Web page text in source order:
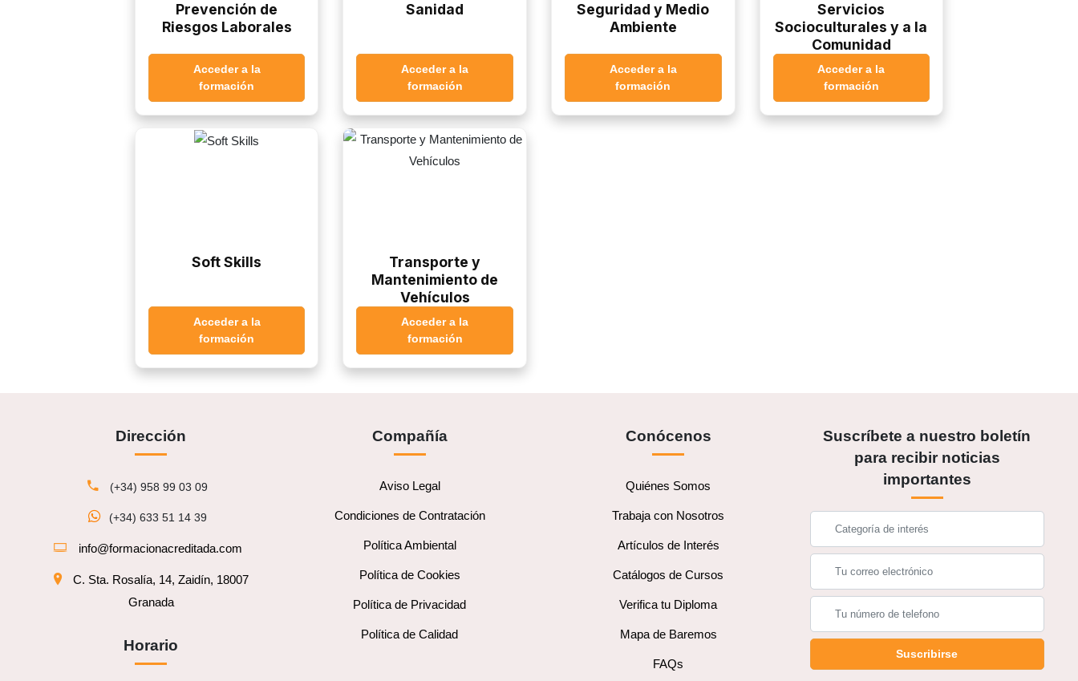
Prevención de
Riesgos Laborales
Acceder a la
formación
Sanidad
Acceder a la
formación
Seguridad y Medio
Ambiente
Acceder a la
formación
Servicios
Socioculturales y a la
Comunidad
Acceder a la
formación
Soft Skills
Acceder a la
formación
Transporte y
Mantenimiento de
Vehículos
Acceder a la
formación
Dirección
(+34) 958 99 03 09
(+34) 633 51 14 39
info@formacionacreditada.com
C. Sta. Rosalía, 14, Zaidín, 18007
Granada
Horario
Compañía
Aviso Legal
Condiciones de Contratación
Política Ambiental
Política de Cookies
Política de Privacidad
Política de Calidad
Conócenos
Quiénes Somos
Trabaja con Nosotros
Artículos de Interés
Catálogos de Cursos
Verifica tu Diploma
Mapa de Baremos
FAQs
Suscríbete a nuestro boletín
para recibir noticias
importantes
Suscribirse